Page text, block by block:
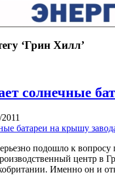
‘Грин Хилл’
солнечные
подошло к
центр в
Именно он и